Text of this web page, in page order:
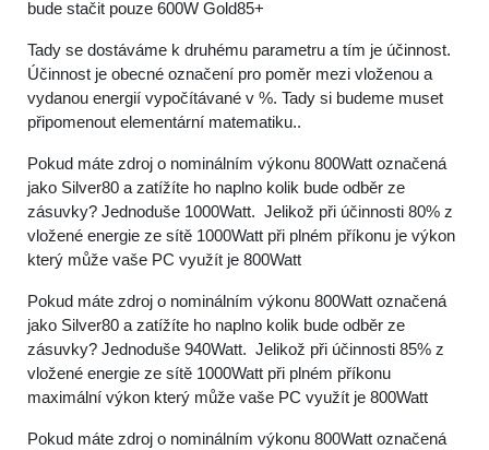
bude stačit pouze 600W Gold85+
Tady se dostáváme k druhému parametru a tím je účinnost.
Účinnost je obecné označení pro poměr mezi vloženou a
vydanou energií vypočítávané v %. Tady si budeme muset
připomenout elementární matematiku..
Pokud máte zdroj o nominálním výkonu 800Watt označená
jako Silver80 a zatížíte ho naplno kolik bude odběr ze
zásuvky? Jednoduše 1000Watt. Jelikož při účinnosti 80% z
vložené energie ze sítě 1000Watt při plném příkonu je výkon
který může vaše PC využít je 800Watt
Pokud máte zdroj o nominálním výkonu 800Watt označená
jako Silver80 a zatížíte ho naplno kolik bude odběr ze
zásuvky? Jednoduše 940Watt. Jelikož při účinnosti 85% z
vložené energie ze sítě 1000Watt při plném příkonu
maximální výkon který může vaše PC využít je 800Watt
Pokud máte zdroj o nominálním výkonu 800Watt označená